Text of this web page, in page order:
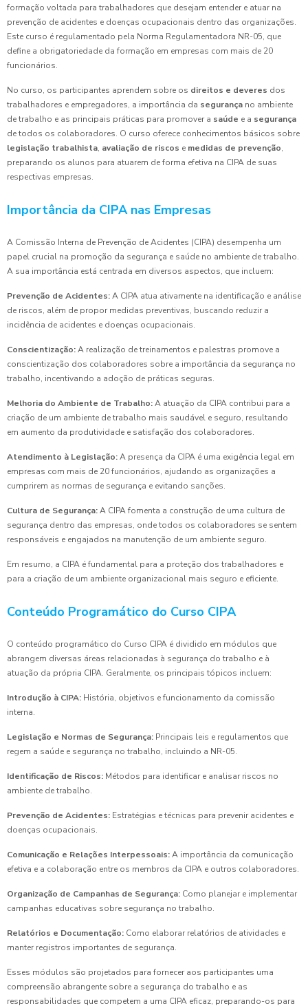
formação voltada para trabalhadores que desejam entender e atuar na
prevenção de acidentes e doenças ocupacionais dentro das organizações.
Este curso é regulamentado pela Norma Regulamentadora NR-05, que
define a obrigatoriedade da formação em empresas com mais de 20
funcionários.
No curso, os participantes aprendem sobre os direitos e deveres dos
trabalhadores e empregadores, a importância da segurança no ambiente
de trabalho e as principais práticas para promover a saúde e a segurança
de todos os colaboradores. O curso oferece conhecimentos básicos sobre
legislação trabalhista, avaliação de riscos e medidas de prevenção,
preparando os alunos para atuarem de forma efetiva na CIPA de suas
respectivas empresas.
Importância da CIPA nas Empresas
A Comissão Interna de Prevenção de Acidentes (CIPA) desempenha um
papel crucial na promoção da segurança e saúde no ambiente de trabalho.
A sua importância está centrada em diversos aspectos, que incluem:
Prevenção de Acidentes:A CIPA atua ativamente na identificação e análise
de riscos, além de propor medidas preventivas, buscando reduzir a
incidência de acidentes e doenças ocupacionais.
Conscientização:A realização de treinamentos e palestras promove a
conscientização dos colaboradores sobre a importância da segurança no
trabalho, incentivando a adoção de práticas seguras.
Melhoria do Ambiente de Trabalho:A atuação da CIPA contribui para a
criação de um ambiente de trabalho mais saudável e seguro, resultando
em aumento da produtividade e satisfação dos colaboradores.
Atendimento à Legislação:A presença da CIPA é uma exigência legal em
empresas com mais de 20 funcionários, ajudando as organizações a
cumprirem as normas de segurança e evitando sanções.
Cultura de Segurança:A CIPA fomenta a construção de uma cultura de
segurança dentro das empresas, onde todos os colaboradores se sentem
responsáveis e engajados na manutenção de um ambiente seguro.
Em resumo, a CIPA é fundamental para a proteção dos trabalhadores e
para a criação de um ambiente organizacional mais seguro e eficiente.
Conteúdo Programático do Curso CIPA
O conteúdo programático do Curso CIPA é dividido em módulos que
abrangem diversas áreas relacionadas à segurança do trabalho e à
atuação da própria CIPA. Geralmente, os principais tópicos incluem:
Introdução à CIPA: História, objetivos e funcionamento da comissão
interna.
Legislação e Normas de Segurança: Principais leis e regulamentos que
regem a saúde e segurança no trabalho, incluindo a NR-05.
Identificação de Riscos: Métodos para identificar e analisar riscos no
ambiente de trabalho.
Prevenção de Acidentes: Estratégias e técnicas para prevenir acidentes e
doenças ocupacionais.
Comunicação e Relações Interpessoais:A importância da comunicação
efetiva e a colaboração entre os membros da CIPA e outros colaboradores.
Organização de Campanhas de Segurança: Como planejar e implementar
campanhas educativas sobre segurança no trabalho.
Relatórios e Documentação: Como elaborar relatórios de atividades e
manter registros importantes de segurança.
Esses módulos são projetados para fornecer aos participantes uma
compreensão abrangente sobre a segurança do trabalho e as
responsabilidades que competem a uma CIPA eficaz, preparando-os para